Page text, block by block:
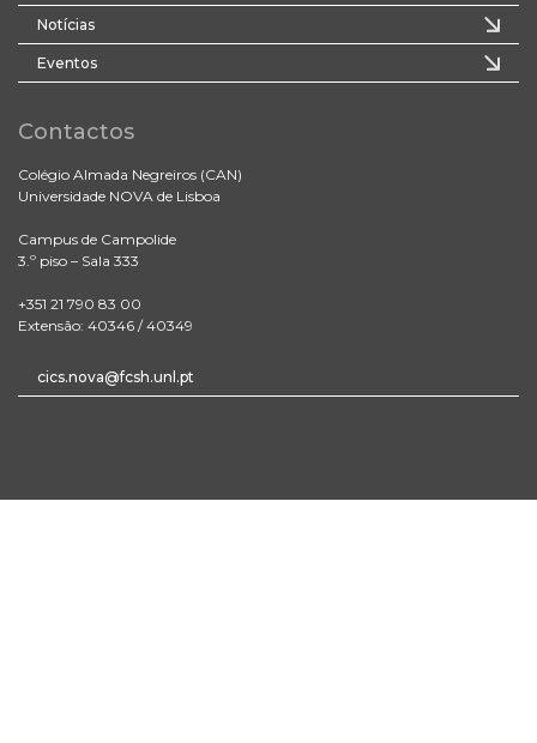
Notícias
Eventos
Contactos
Colégio Almada Negreiros (CAN)
Universidade NOVA de Lisboa
Campus de Campolide
3.º piso – Sala 333
+351 21 790 83 00
Extensão: 40346 / 40349
cics.nova@fcsh.unl.pt